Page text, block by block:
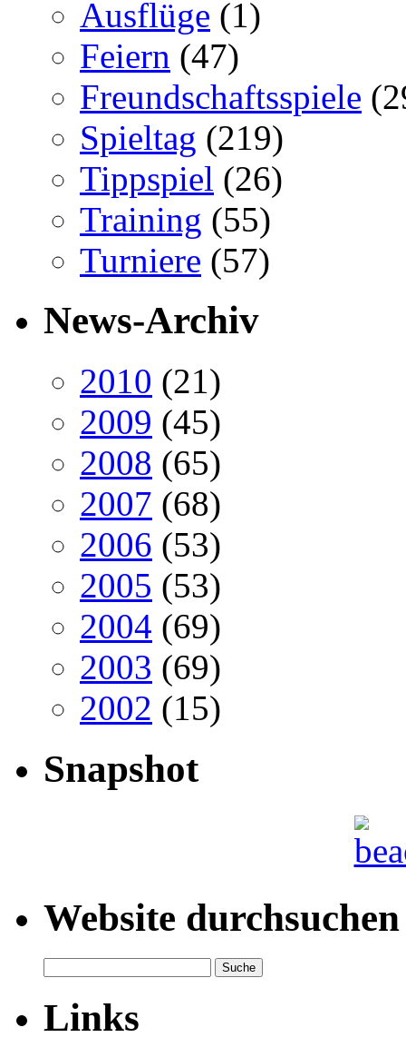
Ausflüge (1)
Feiern (47)
Freundschaftsspiele
Spieltag (219)
Tippspiel (26)
Training (55)
Turniere (57)
News-Archiv
2010 (21)
2009 (45)
2008 (65)
2007 (68)
2006 (53)
2005 (53)
2004 (69)
2003 (69)
2002 (15)
Snapshot
Website durchsuchen
Links